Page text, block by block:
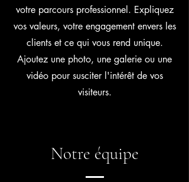
votre parcours professionnel. Expliquez
vos valeurs, votre engagement envers les
clients et ce qui vous rend unique.
Ajoutez une photo, une galerie ou une
vidéo pour susciter l'intérêt de vos
visiteurs.
Notre équipe